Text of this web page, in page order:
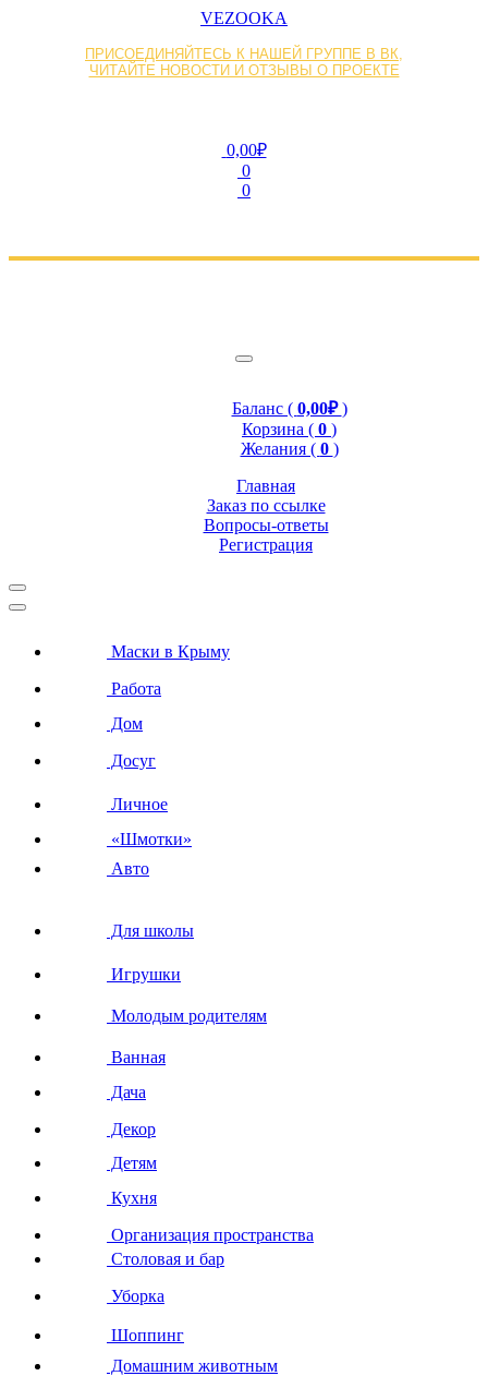
VEZOOKA
ПРИСОЕДИНЯЙТЕСЬ К НАШЕЙ ГРУППЕ В ВК,
ЧИТАЙТЕ НОВОСТИ И ОТЗЫВЫ О ПРОЕКТЕ
0,00₽
0
0
Баланс ( 0,00₽)
Корзина ( 0 )
Желания ( 0 )
Главная
Заказ по ссылке
Вопросы-ответы
Регистрация
Маски в Крыму
Работа
Дом
Досуг
Личное
«Шмотки»
Авто
Для школы
Игрушки
Молодым родителям
Ванная
Дача
Декор
Детям
Кухня
Организация пространства
Столовая и бар
Уборка
Шоппинг
Домашним животным